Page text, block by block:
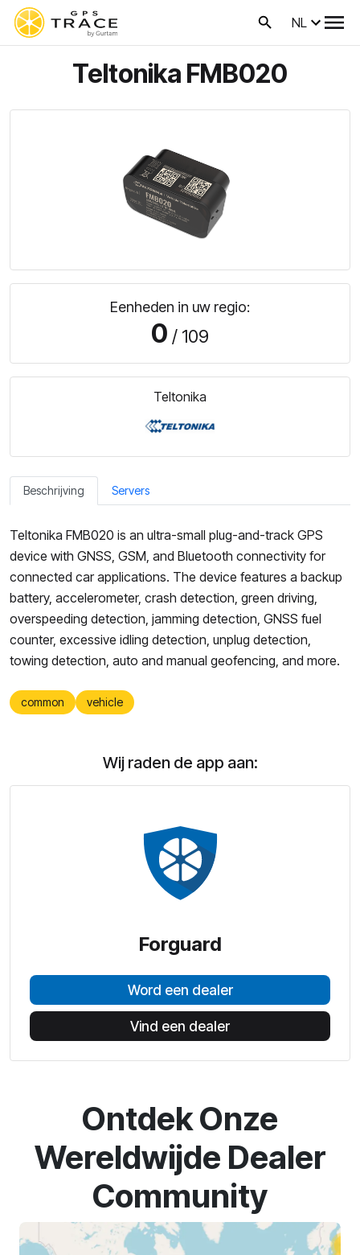
NL
Teltonika FMB020
Eenheden in uw regio:
0 / 109
Teltonika
Beschrijving Servers
Teltonika FMB020 is an ultra-small plug-and-track GPS
device with GNSS, GSM, and Bluetooth connectivity for
connected car applications. The device features a backup
battery, accelerometer, crash detection, green driving,
overspeeding detection, jamming detection, GNSS fuel
counter, excessive idling detection, unplug detection,
towing detection, auto and manual geofencing, and more.
common vehicle
Wij raden de app aan:
Forguard
Word een dealer
Vind een dealer
Ontdek Onze
Wereldwijde Dealer
Community